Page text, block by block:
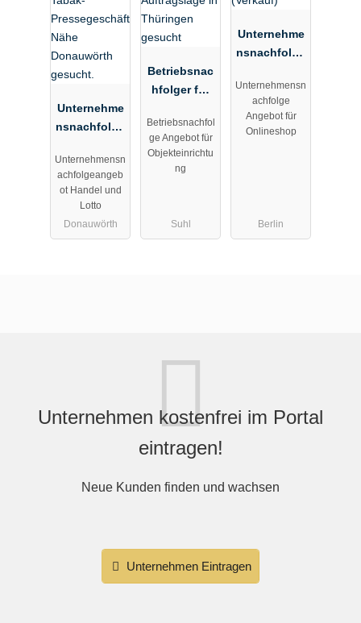
Unternehme
nsnachfolge
Tabak-
Pressegesch
äft Nähe
Donauwörth
gesucht.
Unternehmensn
achfolgeangeb
ot Handel und
Lotto
Donauwörth
Betriebsnac
hfolger für
hter mit
guter
Auftragslage
Betriebsnachfol
ge Angebot für
Objekteinrichtu
ng
Suhl
Unternehme
nsnachfolge
Onlineshop
für
Tierbedarf
Unternehmensn
achfolge
Angebot für
Onlineshop
Berlin
Unternehmen kostenfrei im Portal
eintragen!
Neue Kunden finden und wachsen
Unternehmen Eintragen